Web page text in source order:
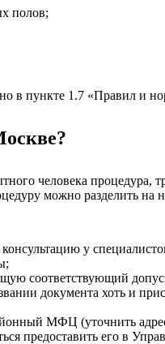
полов;
в пункте 1.7 «Правил и
человека
можно разделить на
у
соответствующий
документа хоть и
МФЦ (уточнить
предоставить его в